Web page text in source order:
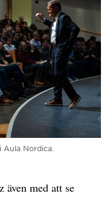
Nordica.
även med att se